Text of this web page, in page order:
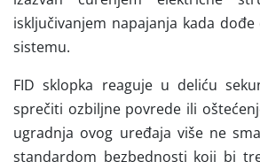
isključivanjem napajanja kada
sistemu.
FID sklopka reaguje u deliću
sprečiti ozbiljne povrede ili
ugradnja ovog uređaja više ne
standardom bezbednosti koji bi